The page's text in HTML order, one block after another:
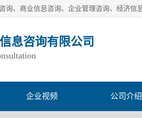
息咨询有限公司
企业视频 公司介绍